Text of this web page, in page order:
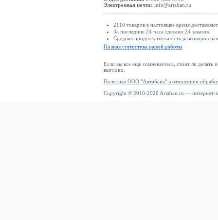
Электронная почта: info@artaban.ru
2110 товаров в настоящее время
За последние 24 часа сделано 24 заказов.
Средняя продолжительность разговоров
Полная статистика нашей работы
Если вы все еще сомневаетесь, стоит ли делать
выгодно.
Политика ООО "Артабана" в отношении
Copyright © 2010-2026 Artaban.ru — интернет-